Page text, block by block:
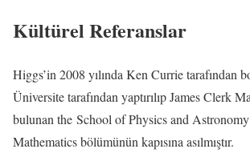
Kültürel Referanslar
Higgs’in 2008 yılında Ken Currie tarafından
Üniversite tarafından yaptırılıp James Clerk
bulunan the School of Physics and
Mathematics bölümünün kapısına asılmıştır.